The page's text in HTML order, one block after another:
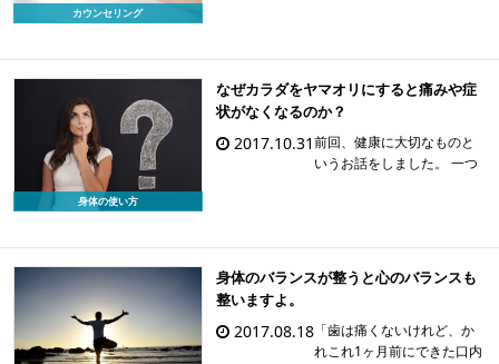
カウンセリング
っての健康。健康ではない
と感じればすぐに医療のお
世話にならなければいけな
てな […]
身体の使い方
なぜカラダをヤマオリにすると痛みや症
状がなくなるのか？
2017.10.31前回、健康に大切なものと
いうお話をしました。 一つ
たね。健康になりたい人
は、すでに健康になりたい
という意識は持っています
えれ […]
身体のバランスが整うと心のバランスも
整いますよ。
2017.08.18 「歯は痛くないけれど、か
れこれ1ヶ月前にできた口内